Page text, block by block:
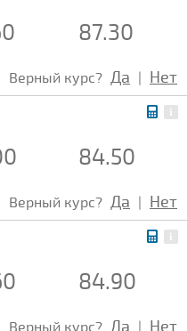
87.30
Верный курс? Да | Нет
84.50
Верный курс? Да | Нет
84.90
Верный курс? Да | Нет